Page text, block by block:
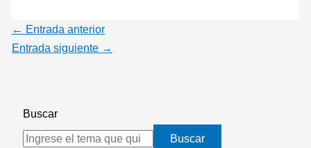
← Entrada anterior
Entrada siguiente →
Buscar
Buscar